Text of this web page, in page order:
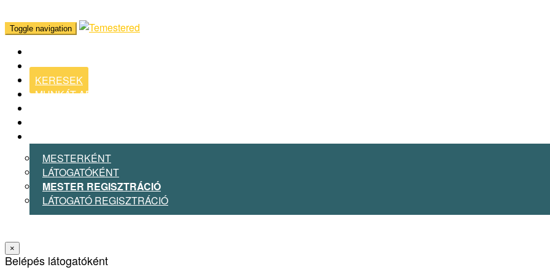
Toggle navigation
KERESEK
MUNKÁT ADOK
MESTERKÉNT
LÁTOGATÓKÉNT
MESTER REGISZTRÁCIÓ
LÁTOGATÓ REGISZTRÁCIÓ
×
Belépés látogatóként